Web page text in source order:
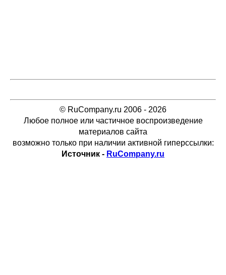
© RuCompany.ru 2006 - 2026
Любое полное или частичное воспроизведение
материалов сайта
возможно только при наличии активной гиперссылки:
Источник - RuCompany.ru